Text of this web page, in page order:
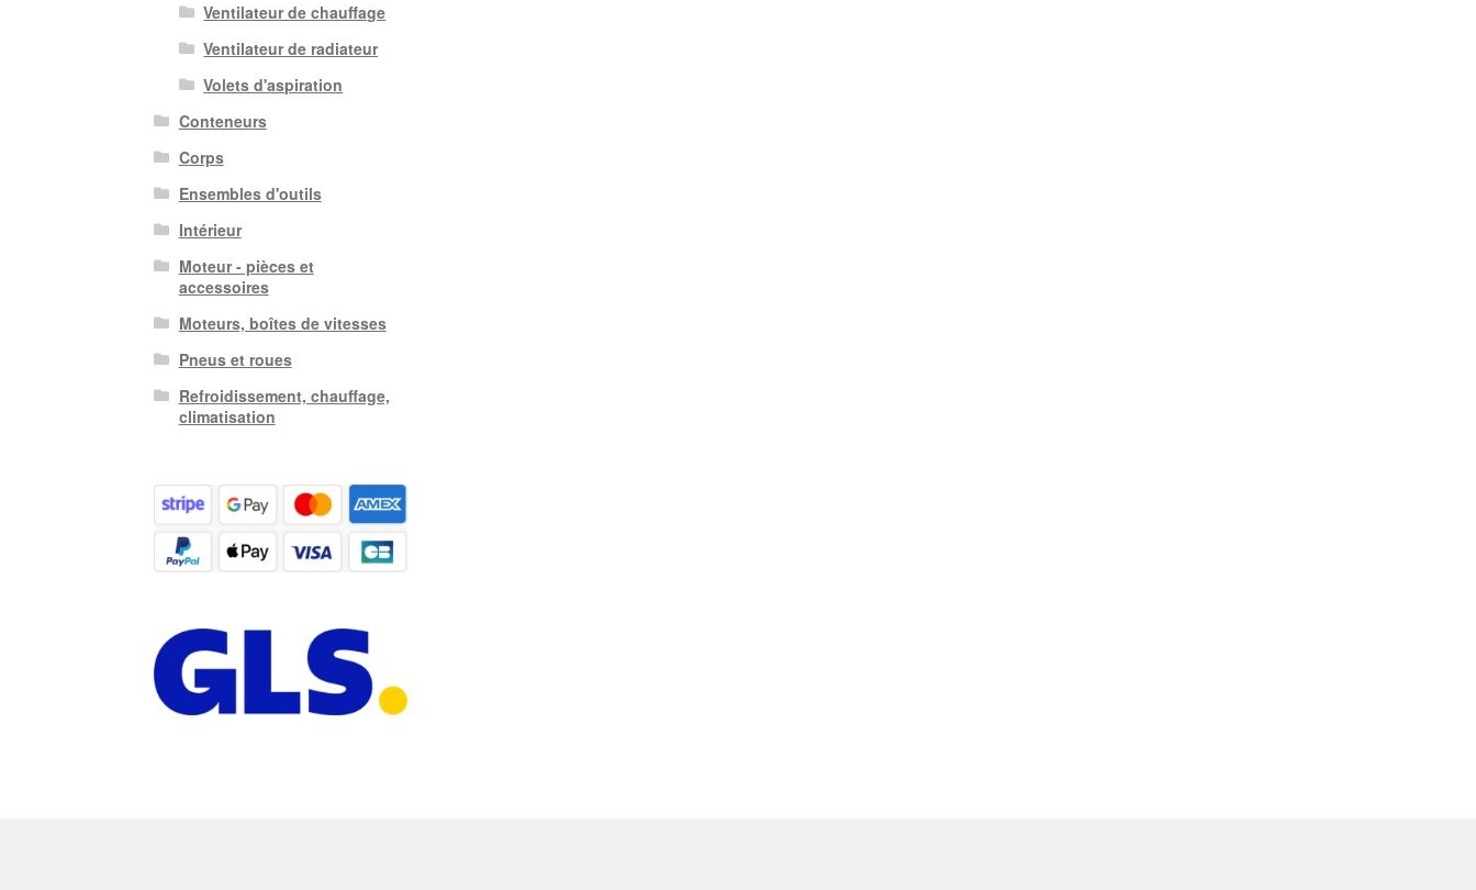
Ventilateur de chauffage
Ventilateur de radiateur
Volets d'aspiration
Conteneurs
Corps
Ensembles d'outils
Intérieur
Moteur - pièces et
accessoires
Moteurs, boîtes de vitesses
Pneus et roues
Refroidissement, chauffage,
climatisation